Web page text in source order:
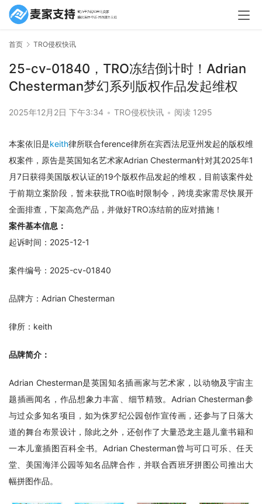
首页 TRO侵权快讯
25-cv-01840，TRO冻结倒计时！Adrian
Chesterman梦幻系列版权作品发起维权
2025年12月2日 下午3:34 • TRO侵权快讯 • 阅读 1295
本案依旧是keith律所联合ference律所在宾西法尼亚州发起的版权维
权案件，原告是英国知名艺术家Adrian Chesterman针对其2025年1
月7日获得美国版权认证的19个版权作品发起的维权，目前该案件处
于前期立案阶段，暂未获批TRO临时限制令，跨境卖家需尽快展开
全面排查，下架高危产品，并做好TRO冻结前的应对措施！
案件基本信息：
起诉时间：2025-12-1
案件编号：2025-cv-01840
品牌方：Adrian Chesterman
律所：keith
品牌简介：
Adrian Chesterman是英国知名插画家与艺术家，以动物及宇宙主
题插画闻名，作品想象力丰富、细节精致。Adrian Chesterman参
与过众多知名项目，如为侏罗纪公园创作宣传画，还参与了日落大
道的舞台布景设计，除此之外，还创作了大量恐龙主题儿童书籍和
一本儿童插图百科全书。Adrian Chesterman曾与可口可乐、任天
堂、美国海洋公园等知名品牌合作，并联合西班牙拼图公司推出大
幅拼图作品。